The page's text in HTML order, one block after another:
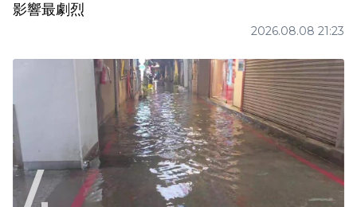
影響最劇烈
2026.08.08 21:23